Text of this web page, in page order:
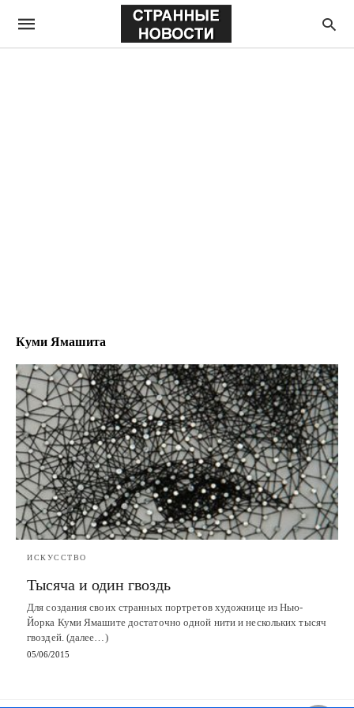
Куми Ямашита
ИСКУССТВО
Тысяча и один гвоздь
Для создания своих странных портретов художнице из Нью-
Йорка Куми Ямашите достаточно одной нити и нескольких тысяч
гвоздей. (далее…)
05/06/2015